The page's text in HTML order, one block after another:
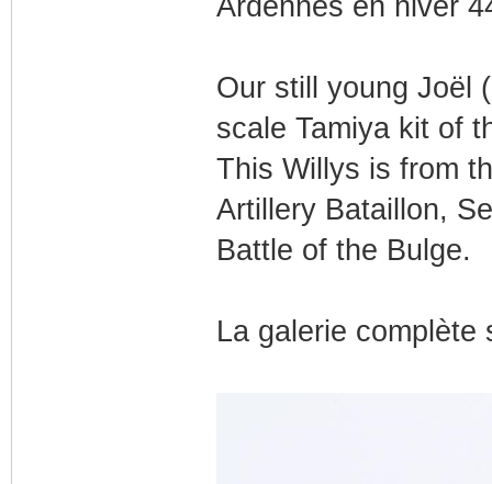
Our still young Joël
scale Tamiya kit of
This Willys is from
Artillery Bataillon,
Battle of the Bulge.
La galerie